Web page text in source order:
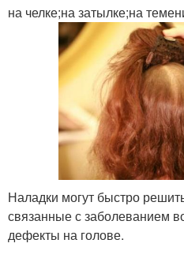
на челке;на затылке;на
Наладки могут быстро
связанные с заболеванием
дефекты на голове.